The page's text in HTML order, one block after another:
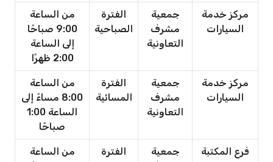
مركز خدمة
السيارات
جمعية
مشرف
التعاونية
الفترة
الصباحية
من الساعة
9:00 صباحًا
إلى الساعة
2:00 ظهرًا
مركز خدمة
السيارات
جمعية
مشرف
التعاونية
الفترة
المسائية
من الساعة
8:00 مساءً إلى
الساعة 1:00
صباحًا
فرع المكتبة
جمعية
الفترة
من الساعة